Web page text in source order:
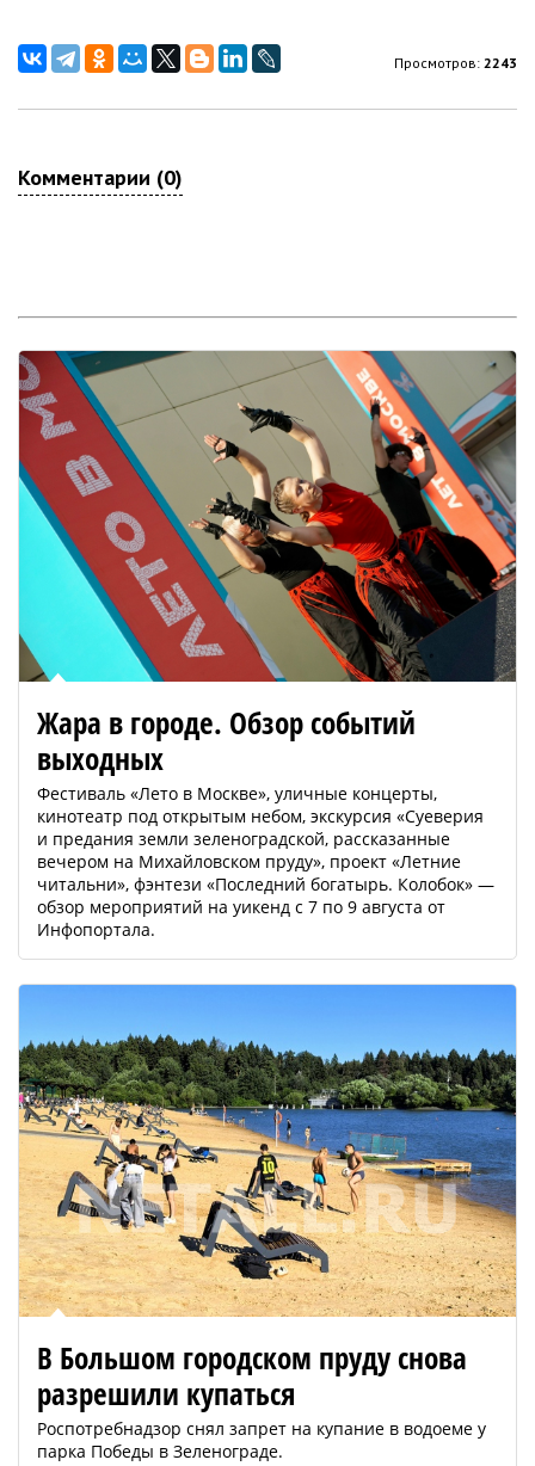
Просмотров: 2243
Комментарии (0)
Жара в городе. Обзор событий
выходных
Фестиваль «Лето в Москве», уличные концерты,
кинотеатр под открытым небом, экскурсия «Суеверия
и предания земли зеленоградской, рассказанные
вечером на Михайловском пруду», проект «Летние
читальни», фэнтези «Последний богатырь. Колобок» —
обзор мероприятий на уикенд с 7 по 9 августа от
Инфопортала.
В Большом городском пруду снова
разрешили купаться
Роспотребнадзор снял запрет на купание в водоеме у
парка Победы в Зеленограде.